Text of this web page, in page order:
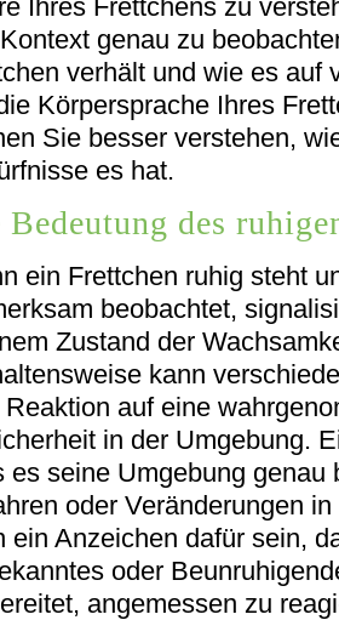
Ihres Frettchens zu
genau zu
verhält und wie es auf
Körpersprache Ihres
Sie besser verstehen,
es hat.
Bedeutung des
ein Frettchen ruhig steht
beobachtet,
Zustand der
kann
Reaktion auf eine
in der Umgebung.
es seine Umgebung
oder Veränderungen
ein Anzeichen dafür sein,
oder
angemessen zu